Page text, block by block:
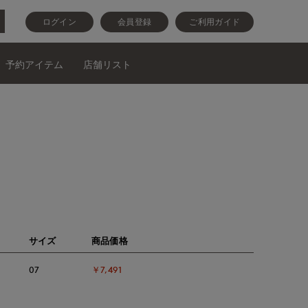
ログイン 会員登録 ご利用ガイド
予約アイテム 店舗リスト
サイズ 商品価格
07 ￥7,491